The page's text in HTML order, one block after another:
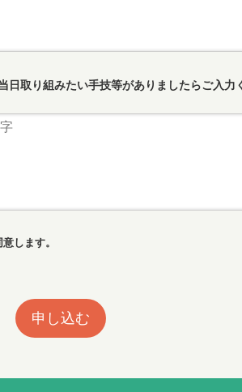
日取り組みたい手技等がありましたらご入力
意します。
申し込む